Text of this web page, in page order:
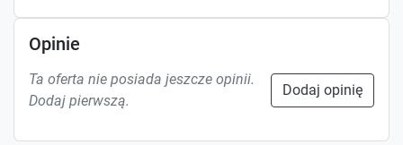
Opinie
Ta oferta nie posiada jeszcze opinii.
Dodaj pierwszą.
Dodaj opinię